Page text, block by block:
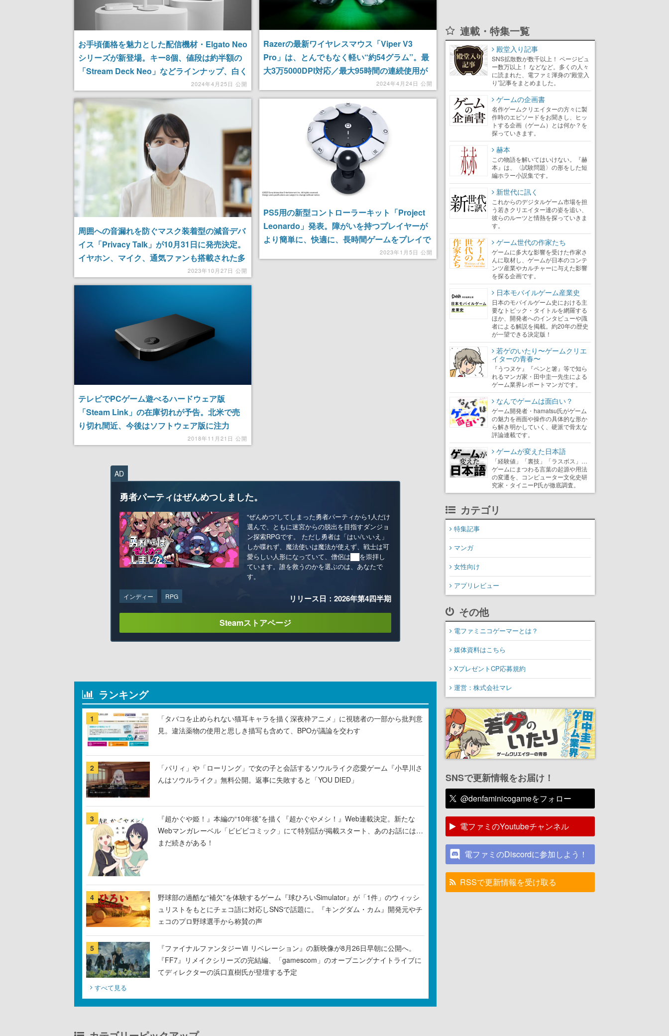
お手頃価格を魅力とした配信機材・Elgato Neo
シリーズが新登場。キー8個、値段は約半額の
「Stream Deck Neo」などラインナップ、白く
2024年4月25日 公開
Razerの最新ワイヤレスマウス「Viper V3
Pro」は、とんでもなく軽い“約54グラム”。最
大3万5000DPI対応／最大95時間の連続使用が
可能、プロ選手と共に開発された超高性能マウ
スでライバルに差をつけよう
2024年4月24日 公開
周囲への音漏れを防ぐマスク装着型の減音デバ
イス「Privacy Talk」が10月31日に発売決定。
イヤホン、マイク、通気ファンも搭載された多
2023年10月27日 公開
PS5用の新型コントローラーキット「Project
Leonardo」発表。障がいを持つプレイヤーが
より簡単に、快適に、長時間ゲームをプレイで
2023年1月5日 公開
テレビでPCゲーム遊べるハードウェア版
「Steam Link」の在庫切れが予告。北米で売
り切れ間近、今後はソフトウェア版に注力
2018年11月21日 公開
AD
勇者パーティはぜんめつしました。
“ぜんめつ”してしまった勇者パーティから1人だけ
選んで、ともに迷宮からの脱出を目指すダンジョ
ン探索RPGです。 ただし勇者は「はい/いいえ」
しか喋れず、魔法使いは魔法が使えず、戦士は可
愛らしい人形になっていて、僧侶は██を崇拝し
ています。誰を救うのかを選ぶのは、あなたで
す。
インディー RPG リリース日：2026年第4四半期
Steamストアページ
ランキング
1
「タバコを止められない猫耳キャラを描く深夜枠アニメ」に視聴者の一部から批判意
見。違法薬物の使用と思しき描写も含めて、BPOが議論を交わす
2
「パリィ」や「ローリング」で女の子と会話するソウルライク恋愛ゲーム『小早川さ
んはソウルライク』無料公開。返事に失敗すると「YOU DIED」
3
『超かぐや姫！』本編の“10年後”を描く『超かぐやメシ！』Web連載決定。新たな
Webマンガレーベル「ビビビコミック」にて特別話が掲載スタート、あのお話には…
まだ続きがある！
4
野球部の過酷な“補欠”を体験するゲーム『球ひろいSimulator』が「1件」のウィッシ
ュリストをもとにチェコ語に対応しSNSで話題に。『キングダム・カム』開発元やチ
ェコのプロ野球選手から称賛の声
5
『ファイナルファンタジーⅦ リベレーション』の新映像が8月26日早朝に公開へ。
『FF7』リメイクシリーズの完結編、「gamescom」のオープニングナイトライブに
てディレクターの浜口直樹氏が登壇する予定
すべて見る
連載・特集一覧
殿堂入り記事
SNS拡散数が数千以上！ ページビュ
ー数万以上！ などなど。多くの人々
に読まれた、電ファミ渾身の“殿堂入
り”記事をまとめました。
ゲームの企画書
名作ゲームクリエイターの方々に製
作時のエピソードをお聞きし、ヒッ
トする企画（ゲーム）とは何か？を
探っていきます。
赫本
この物語を解いてはいけない。『赫
本』は、〈試験問題〉の形をした短
編ホラー小説集です。
新世代に訊く
これからのデジタルゲーム市場を担
う若きクリエイター達の姿を追い、
彼らのルーツと情熱を探っていきま
す。
ゲーム世代の作家たち
ゲームに多大な影響を受けた作家さ
んに取材し、ゲームが日本のコンテ
ンツ産業やカルチャーに与えた影響
を探る企画です。
日本モバイルゲーム産業史
日本のモバイルゲーム史における主
要なトピック・タイトルを網羅する
ほか、開発者へのインタビューや識
者による解説を掲載。約20年の歴史
が一望できる決定版！
若ゲのいたり〜ゲームクリエ
イターの青春〜
『うつヌケ』『ペンと箸』等で知ら
れるマンガ家・田中圭一先生による
ゲーム業界レポートマンガです。
なんでゲームは面白い？
ゲーム開発者・hamatsu氏がゲーム
の魅力を画面や操作の具体的な形か
ら解き明かしていく、硬派で骨太な
評論連載です。
ゲームが変えた日本語
「経験値」「裏技」「ラスボス」…
ゲームにまつわる言葉の起源や用法
の変遷を、コンピューター文化史研
究家・タイニーP氏が徹底調査。
カテゴリ
特集記事
マンガ
女性向け
アプリレビュー
その他
電ファミニコゲーマーとは？
媒体資料はこちら
XプレゼントCP応募規約
運営：株式会社マレ
SNSで更新情報をお届け！
@denfaminicogameをフォロー
電ファミのYoutubeチャンネル
電ファミのDiscordに参加しよう！
RSSで更新情報を受け取る